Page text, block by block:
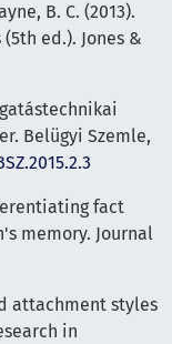
B. C. (2013).
ed.). Jones &
Belügyi Szemle,
fact
memory. Journal
attachment styles
in